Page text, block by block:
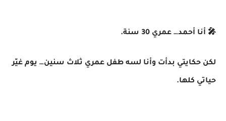
🎤 أنا أحمد… عمري 30 سنة.
لكن حكايتي بدأت وأنا لسه طفل عمري ثلاث سنين… يوم غيّر
حياتي كلها.